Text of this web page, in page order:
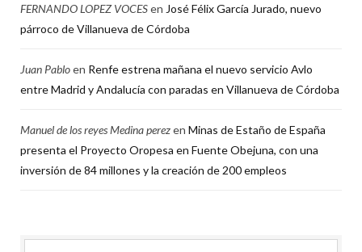
FERNANDO LOPEZ VOCESen José Félix García Jurado, nuevo
párroco de Villanueva de Córdoba
Juan Pabloen Renfe estrena mañana el nuevo servicio Avlo
entre Madrid y Andalucía con paradas en Villanueva de Córdoba
Manuel de los reyes Medina perezen Minas de Estaño de España
presenta el Proyecto Oropesa en Fuente Obejuna, con una
inversión de 84 millones y la creación de 200 empleos